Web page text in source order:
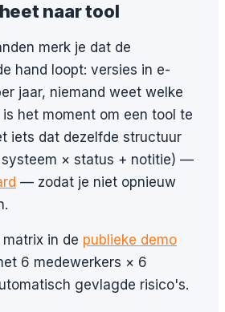
naar tool
merk je dat de
hand loopt: versies in e-
jaar, niemand weet welke
het moment om een tool te
iets dat dezelfde structuur
systeem × status + notitie) —
— zodat je niet opnieuw
in de publieke demo
6 medewerkers × 6
gevlagde risico's.